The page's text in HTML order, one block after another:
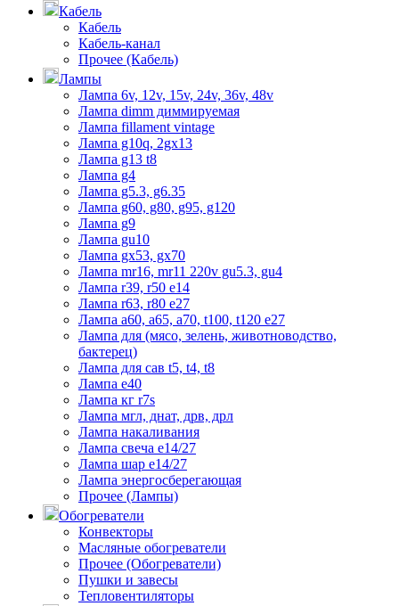
Кабель
Кабель
Кабель-канал
Прочее (Кабель)
Лампы
Лампа 6v, 12v, 15v, 24v, 36v, 48v
Лампа dimm диммируемая
Лампа fillament vintage
Лампа g10q, 2gx13
Лампа g13 t8
Лампа g4
Лампа g5.3, g6.35
Лампа g60, g80, g95, g120
Лампа g9
Лампа gu10
Лампа gx53, gx70
Лампа mr16, mr11 220v gu5.3, gu4
Лампа r39, r50 е14
Лампа r63, r80 е27
Лампа а60, а65, а70, t100, t120 е27
Лампа для (мясо, зелень, животноводство,
бактерец)
Лампа для сав t5, t4, t8
Лампа е40
Лампа кг r7s
Лампа мгл, днат, дрв, дрл
Лампа накаливания
Лампа свеча е14/27
Лампа шар е14/27
Лампа энергосберегающая
Прочее (Лампы)
Обогреватели
Конвекторы
Масляные обогреватели
Прочее (Обогреватели)
Пушки и завесы
Тепловентиляторы